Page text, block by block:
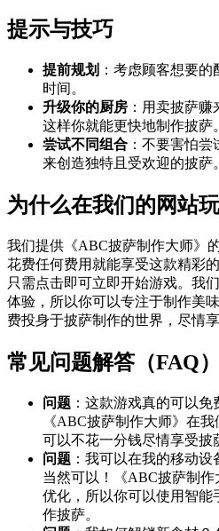
提示与技巧
提前规划 ：考虑顾客想要
时间。
升级你的厨房 ：用卖披萨
这样你就能更快地制作披萨。
尝试不同组合 ：不要害怕
来创造独特且受欢迎的披萨。
为什么在我们的网站
我们提供《ABC披萨制作大师》
花费任何费用就能享受这款精彩
只需点击即可立即开始游戏。我
体验，所以你可以专注于制作美
费投身于披萨制作的世界，尽情享
常见问题解答（FAQ）
问题 ：这款游戏真的可以免
《ABC披萨制作大师》在
可以不花一分钱尽情享受披
问题 ：我可以在我的移动
当然可以！《ABC披萨制
优化，所以你可以使用智能
作披萨。